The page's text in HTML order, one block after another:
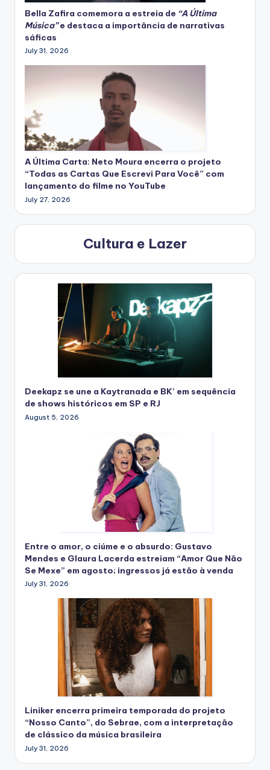
Bella Zafira comemora a estreia de “A Última
Música”e destaca a importância de narrativas
sáficas
July 31, 2026
A Última Carta: Neto Moura encerra o projeto
“Todas as Cartas Que Escrevi Para Você” com
lançamento do filme no YouTube
July 27, 2026
Cultura e Lazer
Deekapz se une a Kaytranada e BK’ em sequência
de shows históricos em SP e RJ
August 5, 2026
Entre o amor, o ciúme e o absurdo: Gustavo
Mendes e Glaura Lacerda estreiam “Amor Que Não
Se Mexe” em agosto; ingressos já estão à venda
July 31, 2026
Liniker encerra primeira temporada do projeto
“Nosso Canto”, do Sebrae, com a interpretação
de clássico da música brasileira
July 31, 2026